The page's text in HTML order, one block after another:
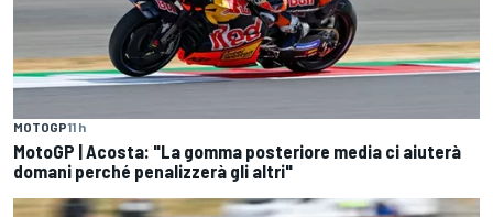
MOTOGP11 h
MotoGP | Acosta: "La gomma posteriore media ci aiuterà
domani perché penalizzerà gli altri"